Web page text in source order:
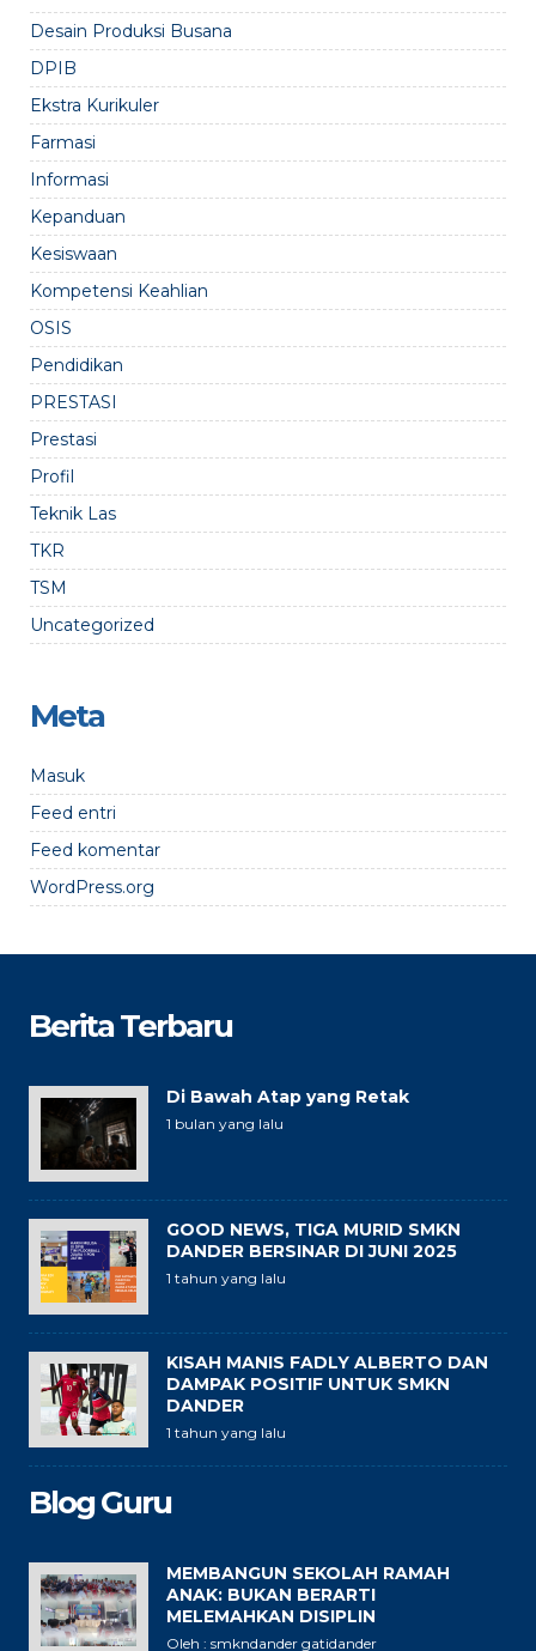
Desain Produksi Busana
DPIB
Ekstra Kurikuler
Farmasi
Informasi
Kepanduan
Kesiswaan
Kompetensi Keahlian
OSIS
Pendidikan
PRESTASI
Prestasi
Profil
Teknik Las
TKR
TSM
Uncategorized
Meta
Masuk
Feed entri
Feed komentar
WordPress.org
Berita Terbaru
Di Bawah Atap yang Retak
1 bulan yang lalu
GOOD NEWS, TIGA MURID SMKN
DANDER BERSINAR DI JUNI 2025
1 tahun yang lalu
KISAH MANIS FADLY ALBERTO DAN
DAMPAK POSITIF UNTUK SMKN
DANDER
1 tahun yang lalu
Blog Guru
MEMBANGUN SEKOLAH RAMAH
ANAK: BUKAN BERARTI
MELEMAHKAN DISIPLIN
Oleh : smkndander gatidander